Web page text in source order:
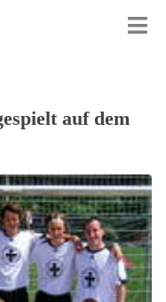
auf dem